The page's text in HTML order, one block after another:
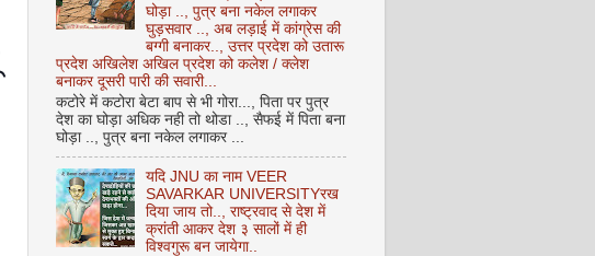
घोड़ा .., पुत्र बना नकेल लगाकर
घुड़सवार .., अब लड़ाई में कांग्रेस की
बग्गी बनाकर.., उत्तर प्रदेश को उतारू
प्रदेश अखिलेश अखिल प्रदेश को कलेश / क्लेश
बनाकर दूसरी पारी की सवारी...
कटोरे में कटोरा बेटा बाप से भी गोरा..., पिता पर पुत्र
देश का घोड़ा अधिक नही तो थोडा .., सैफई में पिता बना
घोड़ा .., पुत्र बना नकेल लगाकर ...
यदि JNU का नाम VEER
SAVARKAR UNIVERSITYरख
दिया जाय तो.., राष्ट्रवाद से देश में
क्रांती आकर देश ३ सालों में ही
विश्वगुरू बन जायेगा..